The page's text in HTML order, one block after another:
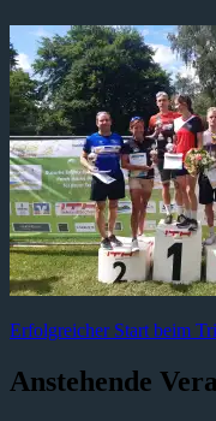
Vorheriger
Erfolgreicher Start beim
Anstehende